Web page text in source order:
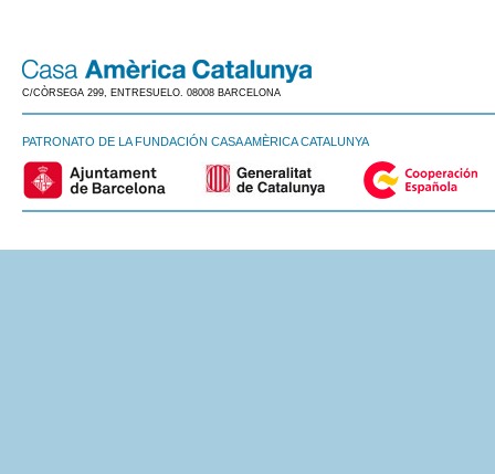
C/CÒRSEGA 299, ENTRESUELO. 08008 BARCELONA
PATRONATO DE LA FUNDACIÓN CASA AMÈRICA CATALUNYA